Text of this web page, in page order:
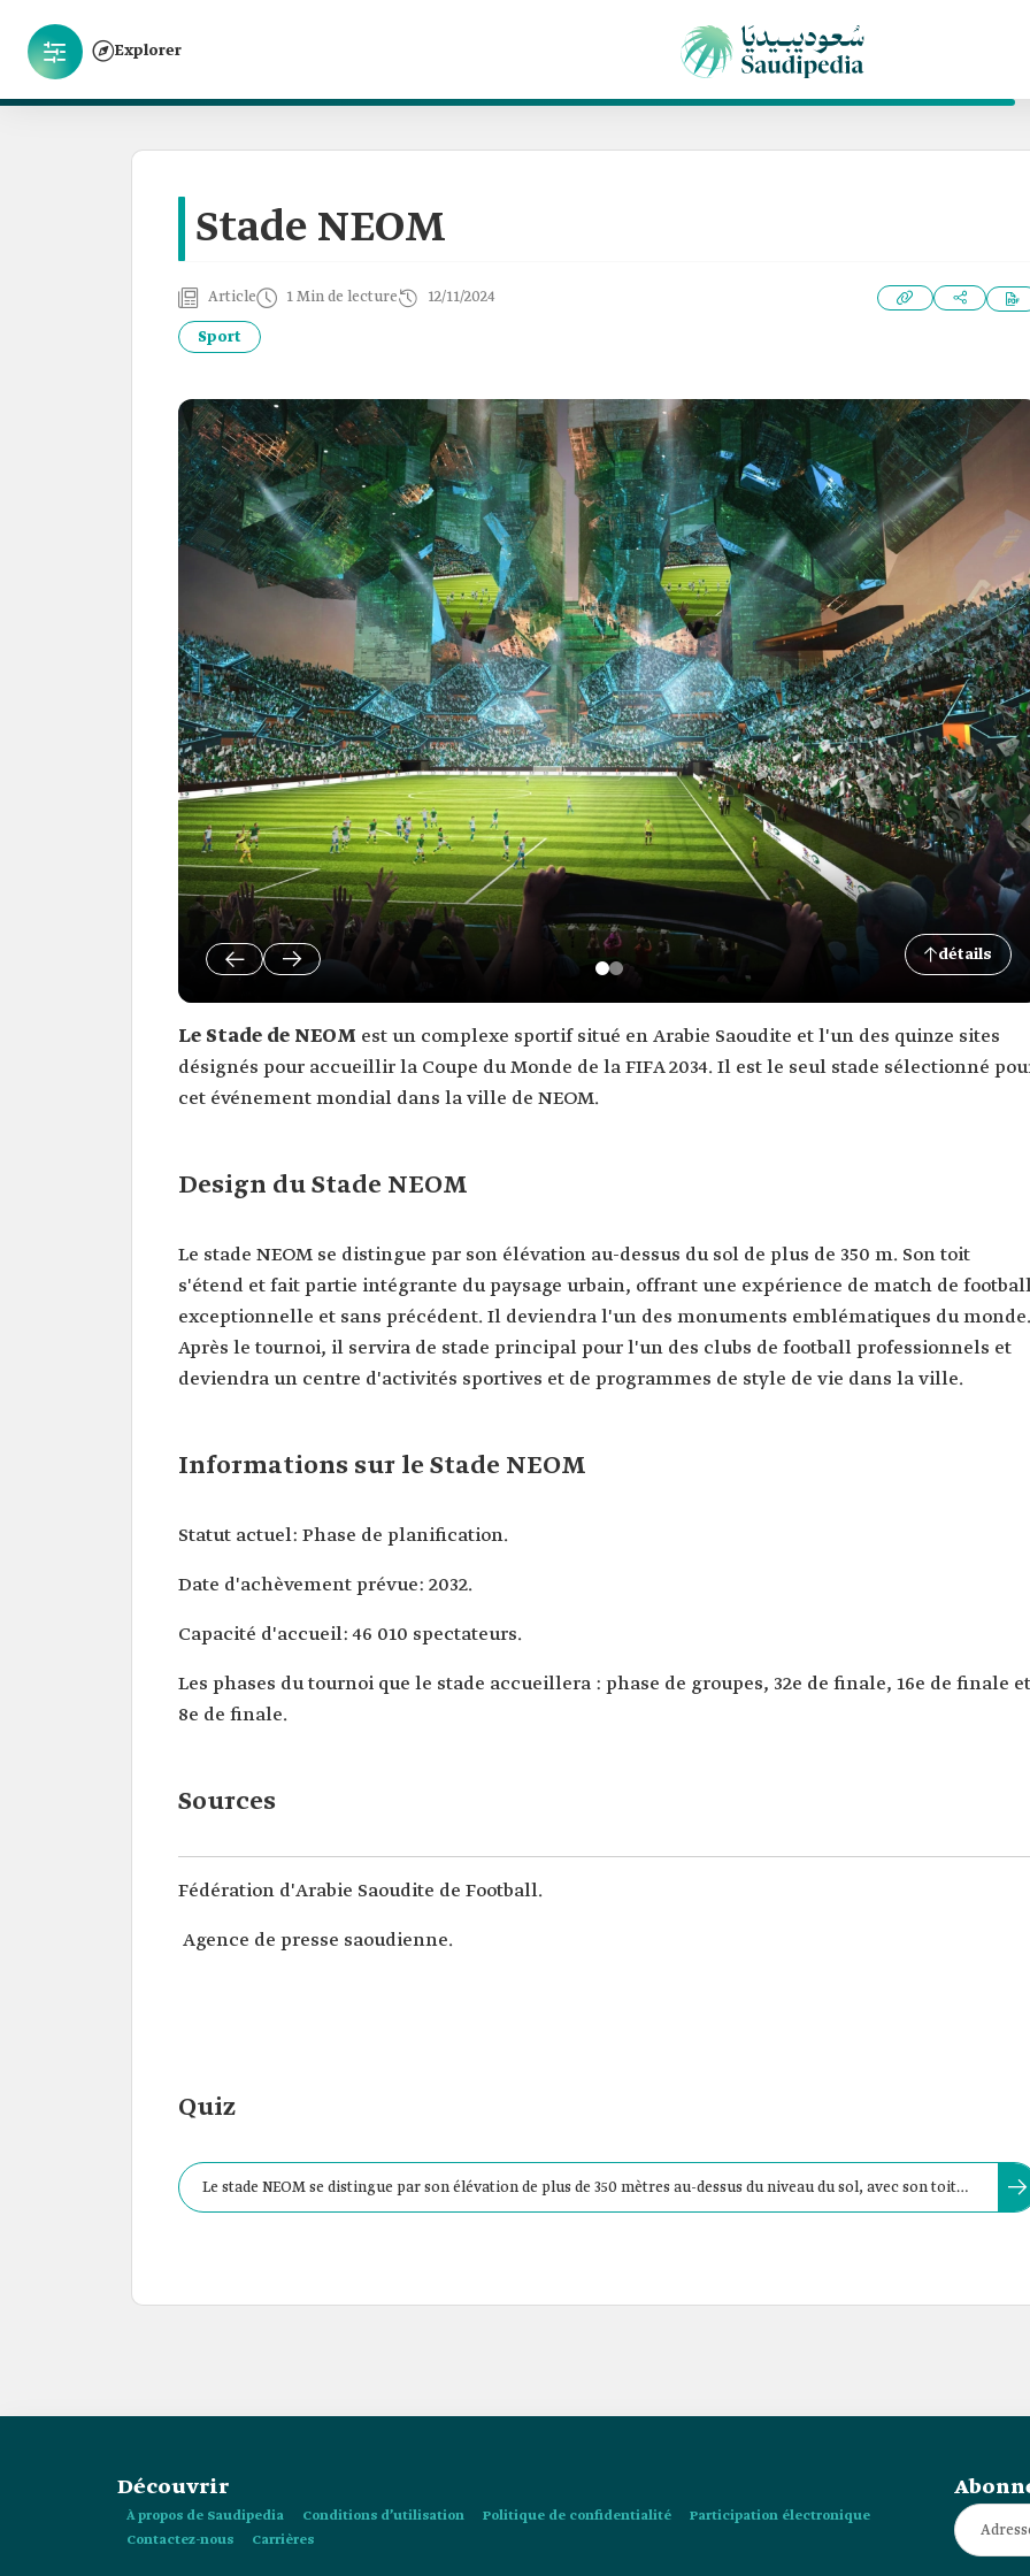
Explorer
Stade NEOM
Article 1 Min de lecture 12/11/2024
Sport
détails
Le Stade de NEOM est un complexe sportif situé en Arabie Saoudite et l'un des quinze sites
désignés pour accueillir la Coupe du Monde de la FIFA 2034. Il est le seul stade sélectionné
cet événement mondial dans la ville de NEOM.
Design du Stade NEOM
Le stade NEOM se distingue par son élévation au-dessus du sol de plus de 350 m. Son toit
s'étend et fait partie intégrante du paysage urbain, offrant une expérience de match de
exceptionnelle et sans précédent. Il deviendra l'un des monuments emblématiques du monde.
Après le tournoi, il servira de stade principal pour l'un des clubs de football professionnels et
deviendra un centre d'activités sportives et de programmes de style de vie dans la ville.
Informations sur le Stade NEOM
Statut actuel: Phase de planification.
Date d'achèvement prévue: 2032.
Capacité d'accueil: 46 010 spectateurs.
Les phases du tournoi que le stade accueillera : phase de groupes, 32e de finale, 16e de finale et
8e de finale.
Sources
Fédération d'Arabie Saoudite de Football.
Agence de presse saoudienne.
Quiz
Le stade NEOM se distingue par son élévation de plus de 350 mètres au-dessus du niveau du sol, avec son toit
Découvrir
À propos de Saudipedia Conditions d’utilisation Politique de confidentialité
Participation électronique
Contactez-nous
Carrières